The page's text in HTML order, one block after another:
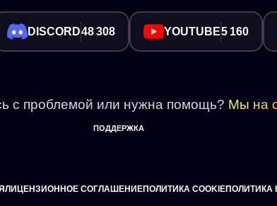
DISCORD48 308 YOUTUBE5 160
с проблемой или нужна помощь? Мы на
ПОДДЕРЖКА
ЛИЦЕНЗИОННОЕ СОГЛАШЕНИЕПОЛИТИКА COOKIEПОЛИТИКА